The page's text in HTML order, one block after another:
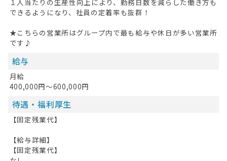
１人当たりの生産性向上により、勤務日数を減らした働き方も
できるようになり、社員の定着率も抜群！
★こちらの営業所はグループ内で最も給与や休日が多い営業所
です♪
給与
月給
400,000円～600,000円
待遇・福利厚生
【固定残業代】
【給与詳細】
【固定残業代】